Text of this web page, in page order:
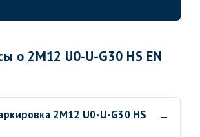
о 2M12 U0-U-G30 HS EN
2M12 U0-U-G30 HS